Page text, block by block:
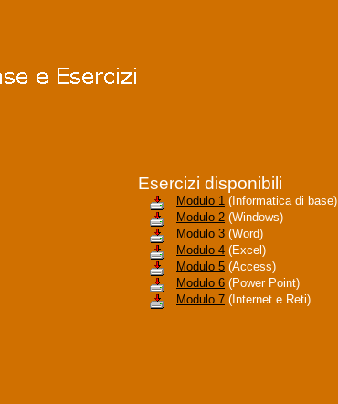
Esercizi disponibili
Modulo 1 (Informatica di base)
Modulo 2 (Windows)
Modulo 3 (Word)
Modulo 4 (Excel)
Modulo 5 (Access)
Modulo 6 (Power Point)
Modulo 7 (Internet e Reti)